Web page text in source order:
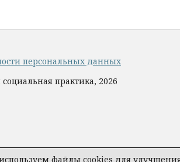
персональных данных
практика, 2026
файлы cookies для